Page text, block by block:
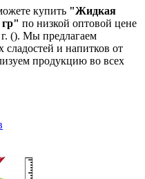
купить "Жидкая
гр" по низкой оптовой цене
(). Мы предлагаем
и напитков от
продукцию во всех